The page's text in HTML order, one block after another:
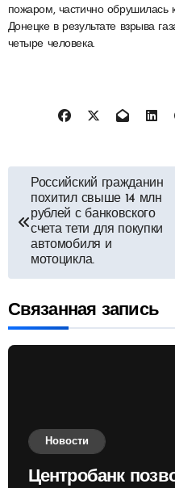
пожаром, частично обрушилась
Донецке в результате взрыва
четыре человека.
Навигация
по
записям
Российский гражданин
похитил свыше 14 млн
рублей с банковского
счета тети для покупки
автомобиля и
мотоцикла.
Связанная запись
Новости
Центробанк